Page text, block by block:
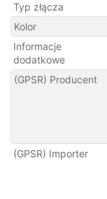
Typ złącza
Kolor
Informacje
dodatkowe
(GPSR) Producent
(GPSR) Importer